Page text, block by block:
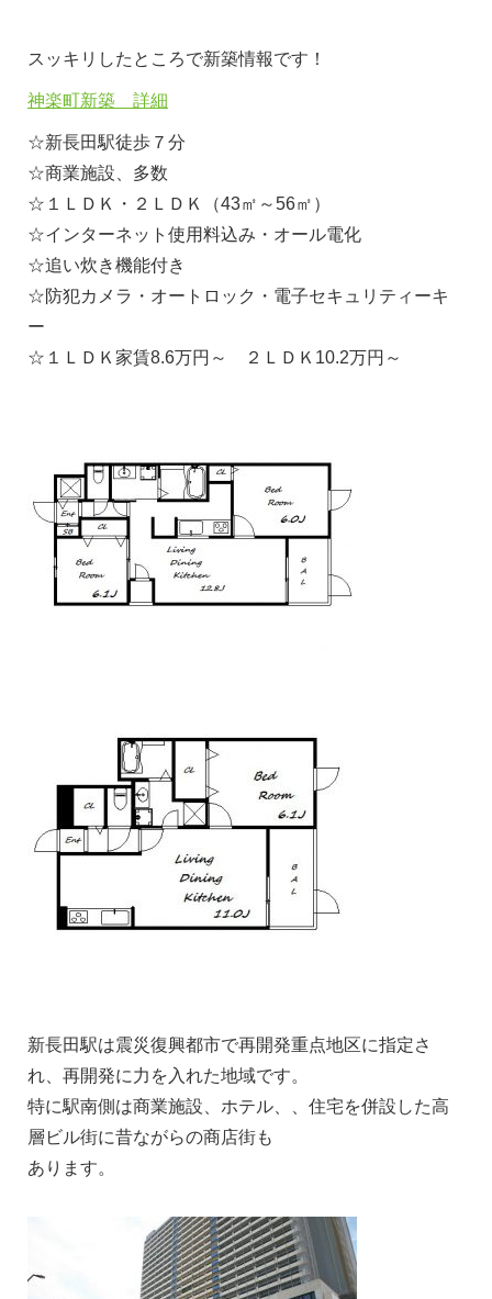
スッキリしたところで新築情報です！
神楽町新築 詳細
☆新長田駅徒歩７分
☆商業施設、多数
☆１ＬＤＫ・２ＬＤＫ（43㎡～56㎡）
☆インターネット使用料込み・オール電化
☆追い炊き機能付き
☆防犯カメラ・オートロック・電子セキュリティーキ
ー
☆１ＬＤＫ家賃8.6万円～ ２ＬＤＫ10.2万円～
新長田駅は震災復興都市で再開発重点地区に指定さ
れ、再開発に力を入れた地域です。
特に駅南側は商業施設、ホテル、、住宅を併設した高
層ビル街に昔ながらの商店街も
あります。